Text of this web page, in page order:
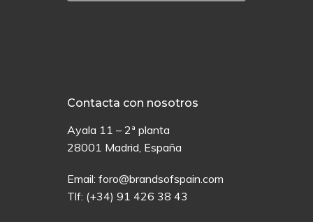
Contacta con nosotros
Ayala 11 – 2ª planta
28001 Madrid, España
Email: foro@brandsofspain.com
Tlf: (+34) 91 426 38 43